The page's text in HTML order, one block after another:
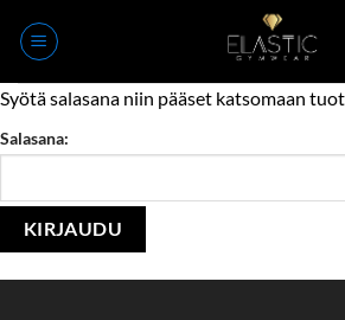
Syötä salasana niin pääset katsomaan
Salasana: